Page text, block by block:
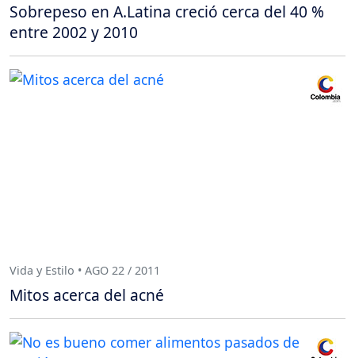
Sobrepeso en A.Latina creció cerca del 40 %
entre 2002 y 2010
Vida y Estilo • AGO 22 / 2011
Mitos acerca del acné